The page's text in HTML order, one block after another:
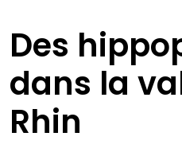
Des
dans la
Rhin